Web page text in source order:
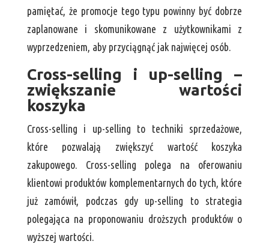
pamiętać, że promocje tego typu powinny być dobrze
zaplanowane i skomunikowane z użytkownikami z
wyprzedzeniem, aby przyciągnąć jak najwięcej osób.
Cross-selling i up-selling –
zwiększanie wartości
koszyka
Cross-selling i up-selling to techniki sprzedażowe,
które pozwalają zwiększyć wartość koszyka
zakupowego. Cross-selling polega na oferowaniu
klientowi produktów komplementarnych do tych, które
już zamówił, podczas gdy up-selling to strategia
polegająca na proponowaniu droższych produktów o
wyższej wartości.